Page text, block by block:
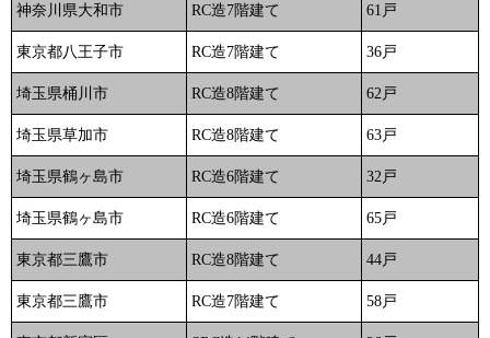
神奈川県大和市 RC造7階建て 61戸
東京都八王子市 RC造7階建て 36戸
埼玉県桶川市 RC造8階建て 62戸
埼玉県草加市 RC造8階建て 63戸
埼玉県鶴ヶ島市 RC造6階建て 32戸
埼玉県鶴ヶ島市 RC造6階建て 65戸
東京都三鷹市 RC造8階建て 44戸
東京都三鷹市 RC造7階建て 58戸